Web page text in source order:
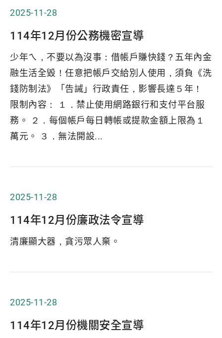
2025-11-28
114年12月份公務機密宣導
少年ㄟ，不要以為沒事：借帳戶賺快錢？五年內金
融生活全毀！任意把帳戶交給別人使用，須負《洗
錢防制法》「告誡」行政責任，影響長達５年！
限制內容： １．禁止使用網路銀行和支付平台服
務。 ２．每個帳戶每日轉帳或提款金額上限為１
萬元。 ３．無法開設...
2025-11-28
114年12月份廉政法令宣導
清廉顯大器，貪污眾人棄。
2025-11-28
114年12月份機關安全宣導